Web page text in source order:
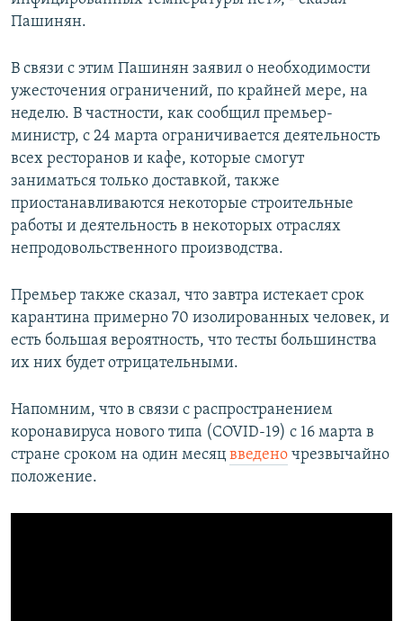
Пашинян.
В связи с этим Пашинян заявил о необходимости
ужесточения ограничений, по крайней мере, на
неделю. В частности, как сообщил премьер-
министр, с 24 марта ограничивается деятельность
всех ресторанов и кафе, которые смогут
заниматься только доставкой, также
приостанавливаются некоторые строительные
работы и деятельность в некоторых отраслях
непродовольственного производства.
Премьер также сказал, что завтра истекает срок
карантина примерно 70 изолированных человек, и
есть большая вероятность, что тесты большинства
их них будет отрицательными.
Напомним, что в связи с распространением
коронавируса нового типа (COVID-19) с 16 марта в
стране сроком на один месяц введено чрезвычайно
положение.